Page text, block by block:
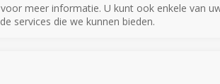
meer informatie. U kunt ook enkele van
services die we kunnen bieden.